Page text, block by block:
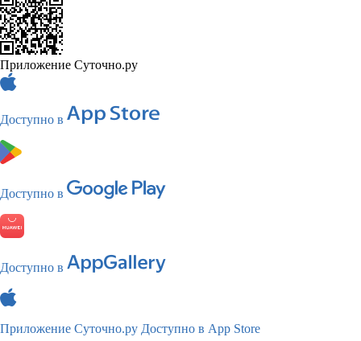
Приложение Суточно.ру
Доступно в
Доступно в
Доступно в
Приложение Суточно.ру Доступно в App Store